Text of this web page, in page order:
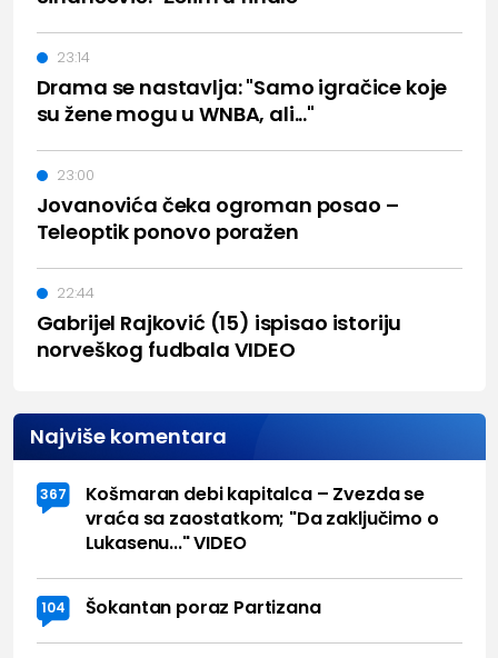
Drama se nastavlja: "Samo igračice koje
su žene mogu u WNBA, ali..."
23:14
Jovanovića čeka ogroman posao –
Teleoptik ponovo poražen
23:00
Gabrijel Rajković (15) ispisao istoriju
norveškog fudbala VIDEO
22:44
Najviše komentara
367
Košmaran debi kapitalca – Zvezda se
vraća sa zaostatkom; "Da zaključimo o
Lukasenu..." VIDEO
104 Šokantan poraz Partizana